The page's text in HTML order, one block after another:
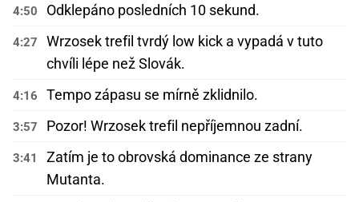
4:50 Odklepáno posledních 10 sekund.
4:27
Wrzosek trefil tvrdý low kick a vypadá v tuto
chvíli lépe než Slovák.
4:16 Tempo zápasu se mírně zklidnilo.
3:57 Pozor! Wrzosek trefil nepříjemnou zadní.
3:41
Zatím je to obrovská dominance ze strany
Mutanta.